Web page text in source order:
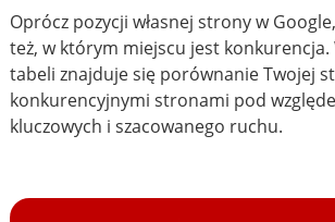
Oprócz pozycji własnej strony w
też, w którym miejscu jest konkurencja.
tabeli znajduje się porównanie Twojej
konkurencyjnymi stronami pod
kluczowych i szacowanego ruchu.